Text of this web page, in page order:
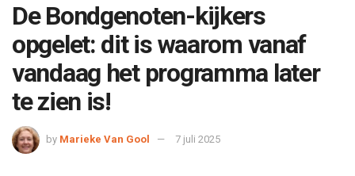
De Bondgenoten-kijkers
opgelet: dit is waarom vanaf
vandaag het programma later
te zien is!
by Marieke Van Gool 7 juli 2025